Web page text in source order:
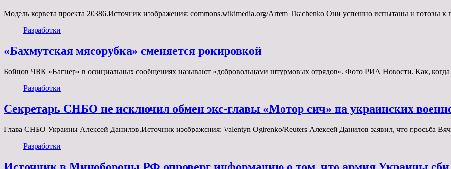
Модель корвета проекта 20386.Источник изображения: commons.wikimedia.org/Artem Tkachenko Они успешно испытаны и готовы к
Разработки
«Бахмутская мясорубка» сменяется рокировкой
Бойцов ЧВК «Вагнер» в официальных сообщениях называют «добровольцами штурмовых отрядов». Фото РИА Новости. Как,
Разработки
Секретарь СНБО не исключил обмен экс-главы «Мотор сич» на украинских
Глава СНБО Украины Алексей Данилов.Источник изображения: Valentyn Ogirenko/Reuters Алексей Данилов заявил, что просьба
Разработки
Источник в Минобороны РФ опроверг информацию о том, что армия Украины